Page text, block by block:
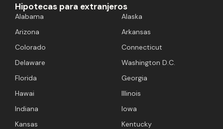
Hipotecas para extranjeros
Alabama
Alaska
Arizona
Arkansas
Colorado
Connecticut
Delaware
Washington D.C.
Florida
Georgia
Hawai
Illinois
Indiana
Iowa
Kansas
Kentucky